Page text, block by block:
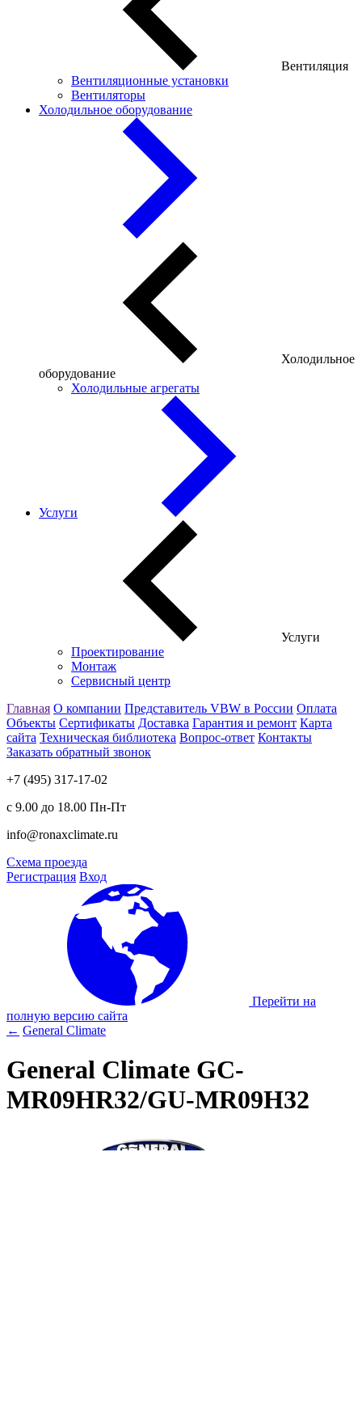
Вентиляция
Вентиляционные установки
Вентиляторы
Холодильное оборудование
Холодильное
оборудование
Холодильные агрегаты
Услуги
Услуги
Проектирование
Монтаж
Сервисный центр
Главная О компании Представитель VBW в России Оплата
Объекты Сертификаты Доставка Гарантия и ремонт Карта
сайта Техническая библиотека Вопрос-ответ Контакты
Заказать обратный звонок
+7 (495) 317-17-02
с 9.00 до 18.00 Пн-Пт
info@ronaxclimate.ru
Схема проезда
Регистрация Вход
Перейти на
полную версию сайта
← General Climate
General Climate GC-
MR09HR32/GU-MR09H32